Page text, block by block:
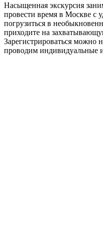
Насыщенная экскурсия
провести время в Москве с
погрузиться в
приходите на
Зарегистрироваться можно
проводим индивидуальные